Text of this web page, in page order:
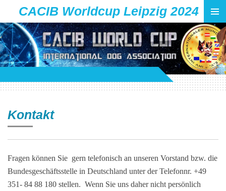
Zum
Hauptinhalt
springen
CACIB Worldcup Leipzig 2024
Kontakt
Fragen können Sie gern telefonisch an unseren Vorstand bzw. die
Bundesgeschäftsstelle in Deutschland unter der Telefonnr. +49
351- 84 88 180 stellen. Wenn Sie uns daher nicht persönlich